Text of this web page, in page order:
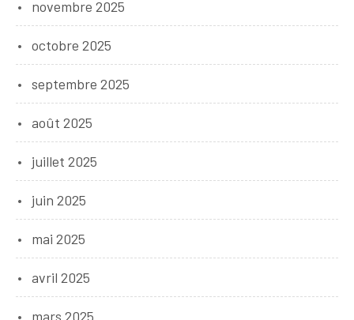
novembre 2025
octobre 2025
septembre 2025
août 2025
juillet 2025
juin 2025
mai 2025
avril 2025
mars 2025